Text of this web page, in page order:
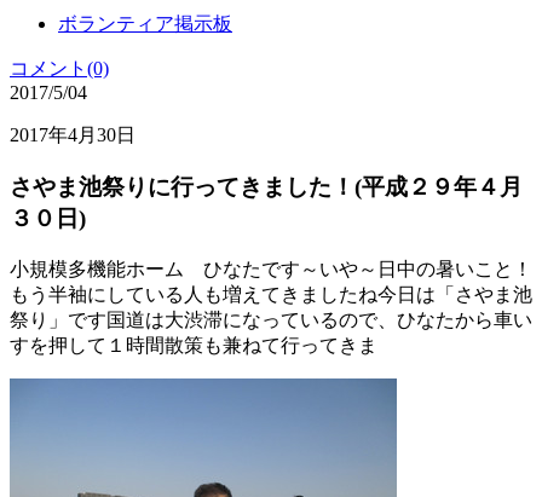
ボランティア掲示板
コメント(0)
2017/5/04
2017年4月30日
さやま池祭りに行ってきました！(平成２９年４月
３０日)
小規模多機能ホーム ひなたです～いや～日中の暑いこと！
もう半袖にしている人も増えてきましたね今日は「さやま池
祭り」です国道は大渋滞になっているので、ひなたから車い
すを押して１時間散策も兼ねて行ってきま